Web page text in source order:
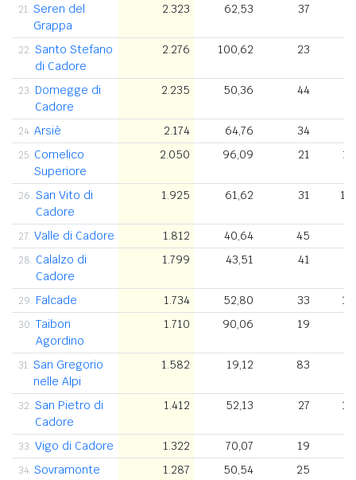
21. Seren del
Grappa
2.323 62,53 37
22. Santo Stefano
di Cadore
2.276 100,62 23
23. Domegge di
Cadore
2.235 50,36 44
24. Arsiè 2.174 64,76 34
25. Comelico
Superiore
2.050 96,09 21
26. San Vito di
Cadore
1.925 61,62 31
27. Valle di Cadore 1.812 40,64 45
28. Calalzo di
Cadore
1.799 43,51 41
29. Falcade 1.734 52,80 33
30. Taibon
Agordino
1.710 90,06 19
31. San Gregorio
nelle Alpi
1.582 19,12 83
32. San Pietro di
Cadore
1.412 52,13 27
33. Vigo di Cadore 1.322 70,07 19
34. Sovramonte 1.287 50,54 25